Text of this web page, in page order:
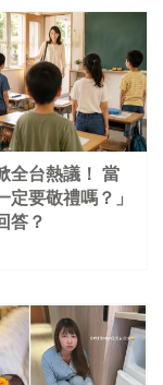
全台熱議！ 當
定要敬禮嗎？」
答？